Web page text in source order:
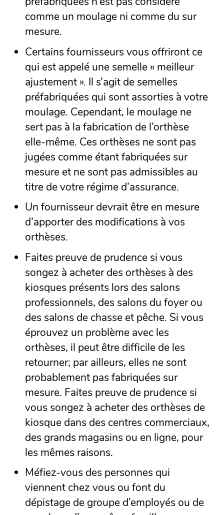
comme un moulage ni comme du sur
mesure.
Certains fournisseurs vous offriront ce
qui est appelé une semelle « meilleur
ajustement ». Il s’agit de semelles
préfabriquées qui sont assorties à votre
moulage. Cependant, le moulage ne
sert pas à la fabrication de l’orthèse
elle-même. Ces orthèses ne sont pas
jugées comme étant fabriquées sur
mesure et ne sont pas admissibles au
titre de votre régime d’assurance.
Un fournisseur devrait être en mesure
d’apporter des modifications à vos
orthèses.
Faites preuve de prudence si vous
songez à acheter des orthèses à des
kiosques présents lors des salons
professionnels, des salons du foyer ou
des salons de chasse et pêche. Si vous
éprouvez un problème avec les
orthèses, il peut être difficile de les
retourner; par ailleurs, elles ne sont
probablement pas fabriquées sur
mesure. Faites preuve de prudence si
vous songez à acheter des orthèses de
kiosque dans des centres commerciaux,
des grands magasins ou en ligne, pour
les mêmes raisons.
Méfiez-vous des personnes qui
viennent chez vous ou font du
dépistage de groupe d’employés ou de